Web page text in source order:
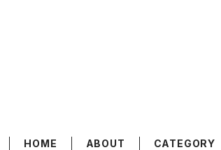
HOME ABOUT CATEGORY